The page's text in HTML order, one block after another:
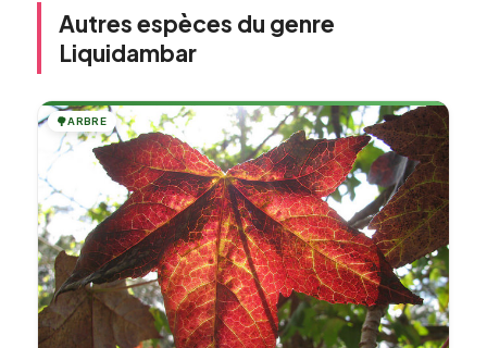
Autres espèces du genre
Liquidambar
🌳ARBRE